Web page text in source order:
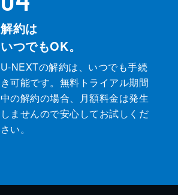
解約は
いつでもOK。
U-NEXTの解約は、いつでも手続
き可能です。無料トライアル期間
中の解約の場合、月額料金は発生
しませんので安心してお試しくだ
さい。